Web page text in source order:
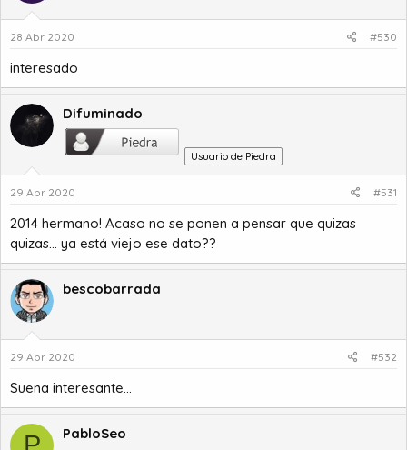
28 Abr 2020 #530
interesado
Difuminado
Usuario de Piedra
29 Abr 2020 #531
2014 hermano! Acaso no se ponen a pensar que quizas
quizas... ya está viejo ese dato??
bescobarrada
29 Abr 2020 #532
Suena interesante...
PabloSeo